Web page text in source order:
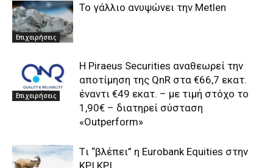
Επιχειρήσεις
To γάλλιο ανυψώνει την Metlen
Επιχειρήσεις
Η Piraeus Securities αναθεωρεί την
αποτίμηση της QnR στα €66,7 εκατ.
έναντι €49 εκατ. – με τιμή στόχο το
1,90€ – διατηρεί σύσταση
«Outperform»
Tι “βλέπει” η Eurobank Equities στην
ΚΡΙ ΚΡΙ.